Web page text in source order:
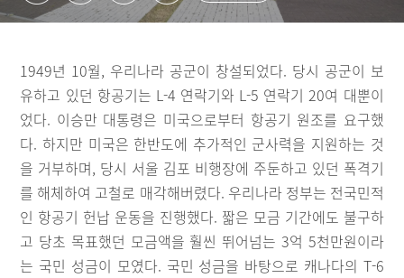
1949년 10월, 우리나라 공군이 창설되었다. 당시 공군이 보
유하고 있던 항공기는 L-4 연락기와 L-5 연락기 20여 대뿐이
었다. 이승만 대통령은 미국으로부터 항공기 원조를 요구했
다. 하지만 미국은 한반도에 추가적인 군사력을 지원하는 것
을 거부하며, 당시 서울 김포 비행장에 주둔하고 있던 폭격기
를 해체하여 고철로 매각해버렸다. 우리나라 정부는 전국민적
인 항공기 헌납 운동을 진행했다. 짧은 모금 기간에도 불구하
고 당초 목표했던 모금액을 훨씬 뛰어넘는 3억 5천만원이라
는 국민 성금이 모였다. 국민 성금을 바탕으로 캐나다의 T-6